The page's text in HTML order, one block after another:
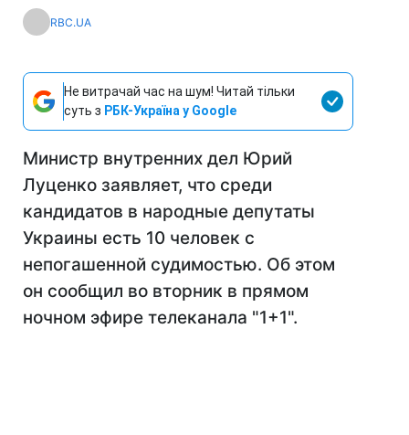
RBC.UA
Не витрачай час на шум! Читай тільки
суть з РБК-Україна у Google
Министр внутренних дел Юрий
Луценко заявляет, что среди
кандидатов в народные депутаты
Украины есть 10 человек с
непогашенной судимостью. Об этом
он сообщил во вторник в прямом
ночном эфире телеканала "1+1".